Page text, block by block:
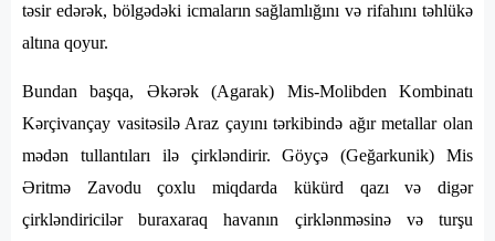
təsir edərək, bölgədəki icmaların sağlamlığını və rifahını təhlükə
altına qoyur.
Bundan başqa, Əkərək (Agarak) Mis-Molibden Kombinatı
Kərçivançay vasitəsilə Araz çayını tərkibində ağır metallar olan
mədən tullantıları ilə çirkləndirir. Göyçə (Geğarkunik) Mis
Əritmə Zavodu çoxlu miqdarda kükürd qazı və digər
çirkləndiricilər buraxaraq havanın çirklənməsinə və turşu